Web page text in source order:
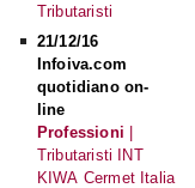
Tributaristi
21/12/16
Infoiva.com
quotidiano on-
line
Professioni |
Tributaristi INT
KIWA Cermet Italia